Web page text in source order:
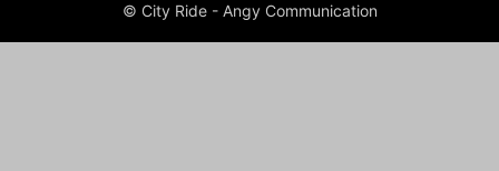
© City Ride - Angy Communication